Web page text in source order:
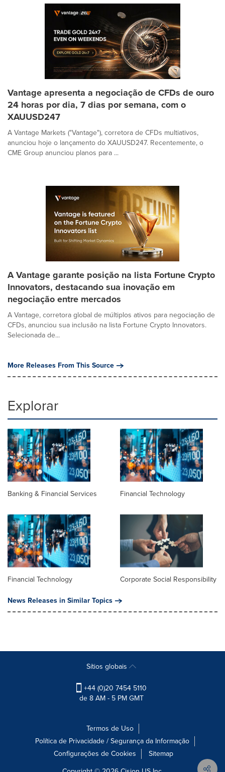
Vantage apresenta a negociação de CFDs de ouro
24 horas por dia, 7 dias por semana, com o
XAUUSD247
A Vantage Markets ("Vantage"), corretora de CFDs multiativos,
anunciou hoje o lançamento do XAUUSD247. Recentemente, o
CME Group anunciou planos para ...
A Vantage garante posição na lista Fortune Crypto
Innovators, destacando sua inovação em
negociação entre mercados
A Vantage, corretora global de múltiplos ativos para negociação de
CFDs, anunciou sua inclusão na lista Fortune Crypto Innovators.
Selecionada de...
More Releases From This Source
Explorar
Banking & Financial Services Financial Technology
Financial Technology
Corporate Social Responsibility
News Releases in Similar Topics
Sítios globais
+44 (0)20 7454 5110
de 8 AM - 5 PM GMT
Termos de Uso
Política de Privacidade / Segurança da Informação
Configurações de Cookies
Sitemap